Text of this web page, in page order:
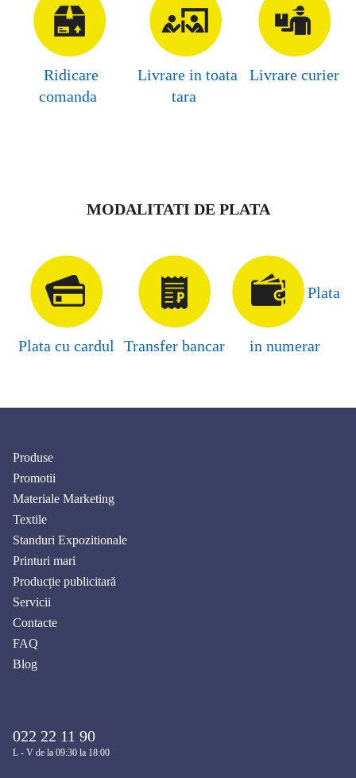
Ridicare
comanda
Livrare in toata
tara
Livrare curier
MODALITATI DE PLATA
Plata cu cardul Transfer bancar
Plata
in numerar
Produse
Promotii
Materiale Marketing
Textile
Standuri Expozitionale
Printuri mari
Producție publicitară
Servicii
Contacte
FAQ
Blog
022 22 11 90
L - V de la 09:30 la 18:00